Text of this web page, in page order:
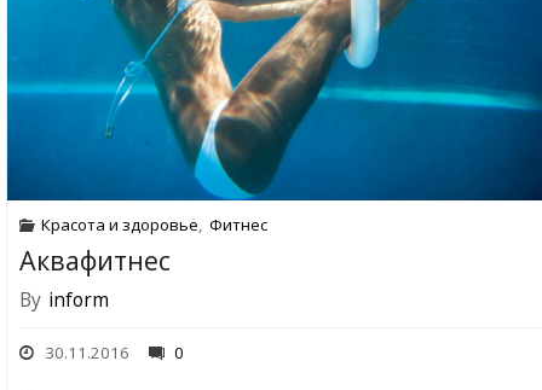
Красота и здоровье, Фитнес
Аквафитнес
By inform
30.11.2016 0